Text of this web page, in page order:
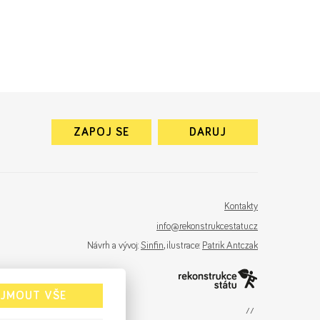
ZAPOJ SE DARUJ
Kontakty
info@rekonstrukcestatu.cz
Návrh a vývoj: Sinfin, ilustrace: Patrik Antczak
VŠE